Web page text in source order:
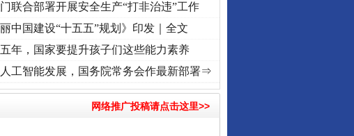
使命 奋进复兴征程丨红船起航处 潮起..·[视频]一首歌的时间，读懂乐至的“诗与远方”
联合部署开展安全生产“打非治违”工作
丽中国建设“十五五”规划》印发｜全文
年，国家要提升孩子们这些能力素养
工智能发展，国务院常务会作最新部署⇒
网络推广投稿请点击这里>>